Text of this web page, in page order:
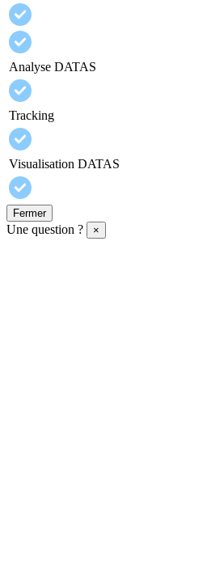
Analyse DATAS
Tracking
Visualisation DATAS
Fermer
Une question ? ×